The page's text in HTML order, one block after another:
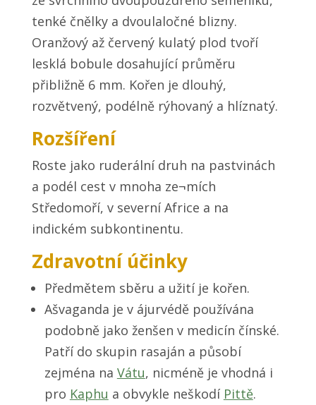
tenké čnělky a dvoulaločné blizny.
Oranžový až červený kulatý plod tvoří
lesklá bobule dosahující průměru
přibližně 6 mm. Kořen je dlouhý,
rozvětvený, podélně rýhovaný a hlíznatý.
Rozšíření
Roste jako ruderální druh na pastvinách
a podél cest v mnoha ze¬mích
Středomoří, v severní Africe a na
indickém subkontinentu.
Zdravotní účinky
Předmětem sběru a užití je kořen.
Ašvaganda je v ájurvédě používána
podobně jako ženšen v medicín čínské.
Patří do skupin rasaján a působí
zejména na Vátu, nicméně je vhodná i
pro Kaphu a obvykle neškodí Pittě.